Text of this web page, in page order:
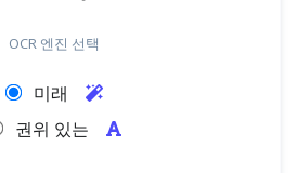
OCR 엔진 선택
미래
권위 있는